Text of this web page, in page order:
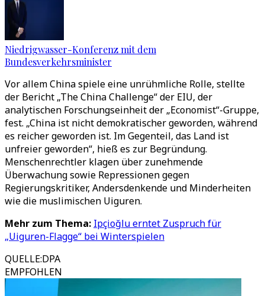
Niedrigwasser-Konferenz mit dem
Bundesverkehrsminister
Vor allem China spiele eine unrühmliche Rolle, stellte
der Bericht „The China Challenge“ der EIU, der
analytischen Forschungseinheit der „Economist“-Gruppe,
fest. „China ist nicht demokratischer geworden, während
es reicher geworden ist. Im Gegenteil, das Land ist
unfreier geworden“, hieß es zur Begründung.
Menschenrechtler klagen über zunehmende
Überwachung sowie Repressionen gegen
Regierungskritiker, Andersdenkende und Minderheiten
wie die muslimischen Uiguren.
Mehr zum Thema: Ipçioğlu erntet Zuspruch für
„Uiguren-Flagge“ bei Winterspielen
QUELLE:DPA
EMPFOHLEN